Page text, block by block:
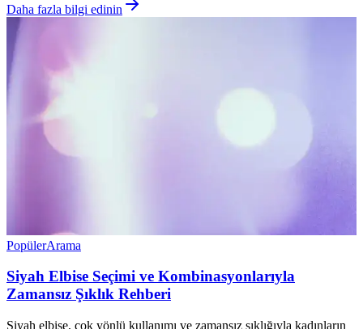
Daha fazla bilgi edinin
PopülerArama
Siyah Elbise Seçimi ve Kombinasyonlarıyla
Zamansız Şıklık Rehberi
Siyah elbise, çok yönlü kullanımı ve zamansız şıklığıyla kadınların